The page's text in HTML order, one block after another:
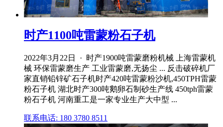
时产1100吨雷蒙粉石子机
2022年3月22日 · 时产1900吨雷蒙磨粉机械 上海雷蒙机
械 环保雷蒙磨生产 工业雷蒙磨,无扬尘 ... 反击破碎机厂
家直销铅锌矿石子机时产420吨雷蒙粉沙机,450TPH雷蒙
粉石子机 湖北时产300吨鹅卵石制砂生产线 450tph雷蒙
粉石子机 河南重工是一家专业生产大中型 ...
联系电话: 180 3780 8511